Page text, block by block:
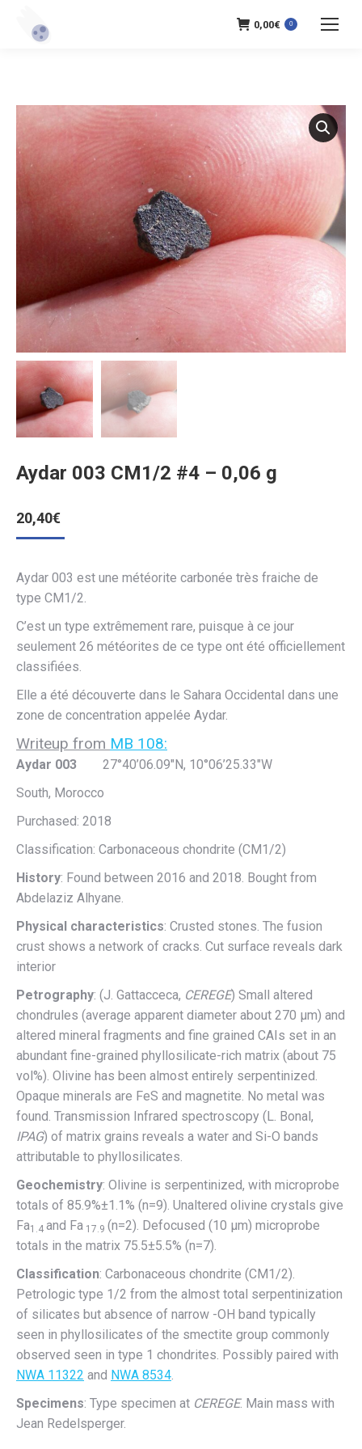
0,00€ 0
Aydar 003 CM1/2 #4 – 0,06 g
20,40€
Aydar 003 est une météorite carbonée très fraiche de
type CM1/2.
C’est un type extrêmement rare, puisque à ce jour
seulement 26 météorites de ce type ont été officiellement
classifiées.
Elle a été découverte dans le Sahara Occidental dans une
zone de concentration appelée Aydar.
Writeup from MB 108:
Aydar 003 27°40’06.09″N, 10°06’25.33″W
South, Morocco
Purchased: 2018
Classification: Carbonaceous chondrite (CM1/2)
History: Found between 2016 and 2018. Bought from
Abdelaziz Alhyane.
Physical characteristics: Crusted stones. The fusion
crust shows a network of cracks. Cut surface reveals dark
interior
Petrography: (J. Gattacceca, CEREGE) Small altered
chondrules (average apparent diameter about 270 µm) and
altered mineral fragments and fine grained CAIs set in an
abundant fine-grained phyllosilicate-rich matrix (about 75
vol%). Olivine has been almost entirely serpentinized.
Opaque minerals are FeS and magnetite. No metal was
found. Transmission Infrared spectroscopy (L. Bonal,
IPAG) of matrix grains reveals a water and Si-O bands
attributable to phyllosilicates.
Geochemistry: Olivine is serpentinized, with microprobe
totals of 85.9%±1.1% (n=9). Unaltered olivine crystals give
Fa1.4 and Fa 17.9 (n=2). Defocused (10 µm) microprobe
totals in the matrix 75.5±5.5% (n=7).
Classification: Carbonaceous chondrite (CM1/2).
Petrologic type 1/2 from the almost total serpentinization
of silicates but absence of narrow -OH band typically
seen in phyllosilicates of the smectite group commonly
observed seen in type 1 chondrites. Possibly paired with
NWA 11322 and NWA 8534
Specimens: Type specimen at CEREGE. Main mass with
Jean Redelsperger.